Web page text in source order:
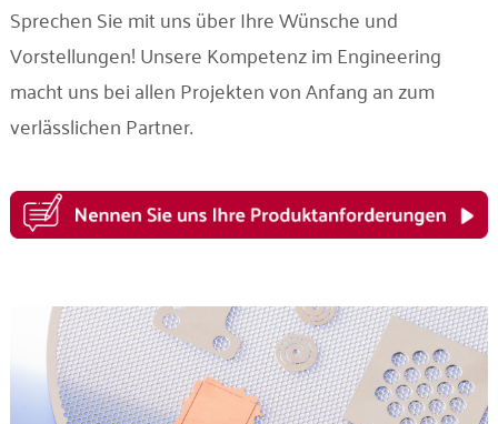
Sprechen Sie mit uns über Ihre Wünsche und
Vorstellungen! Unsere Kompetenz im Engineering
macht uns bei allen Projekten von Anfang an zum
verlässlichen Partner.